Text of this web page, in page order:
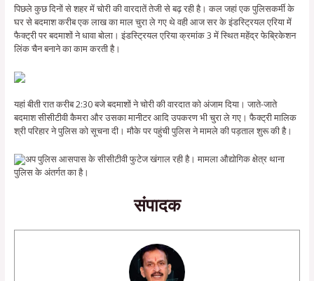
पिछले कुछ दिनों से शहर में चोरी की वारदातें तेजी से बढ़ रही है। कल जहां एक पुलिसकर्मी के
घर से बदमाश करीब एक लाख का माल चुरा ले गए थे वही आज सर के इंडस्ट्रियल एरिया में
फैक्ट्री पर बदमाशों ने धावा बोला। इंडस्ट्रियल एरिया क्रमांक 3 में स्थित महेंद्र फेब्रिकेशन
लिंक चैन बनाने का काम करती है।
यहां बीती रात करीब 2:30 बजे बदमाशों ने चोरी की वारदात को अंजाम दिया। जाते-जाते
बदमाश सीसीटीवी कैमरा और उसका मानीटर आदि उपकरण भी चुरा ले गए। फैक्ट्री मालिक
श्री परिहार ने पुलिस को सूचना दी। मौके पर पहुंची पुलिस ने मामले की पड़ताल शुरू की है।
अप पुलिस आसपास के सीसीटीवी फुटेज खंगाल रही है। मामला औद्योगिक क्षेत्र थाना
पुलिस के अंतर्गत का है।
संपादक